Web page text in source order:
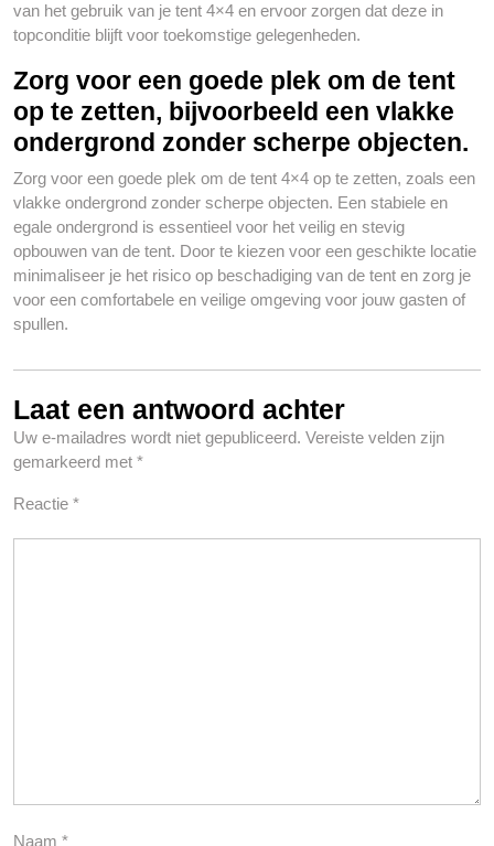
van het gebruik van je tent 4×4 en ervoor zorgen dat deze in
topconditie blijft voor toekomstige gelegenheden.
Zorg voor een goede plek om de tent
op te zetten, bijvoorbeeld een vlakke
ondergrond zonder scherpe objecten.
Zorg voor een goede plek om de tent 4×4 op te zetten, zoals een
vlakke ondergrond zonder scherpe objecten. Een stabiele en
egale ondergrond is essentieel voor het veilig en stevig
opbouwen van de tent. Door te kiezen voor een geschikte locatie
minimaliseer je het risico op beschadiging van de tent en zorg je
voor een comfortabele en veilige omgeving voor jouw gasten of
spullen.
Laat een antwoord achter
Uw e-mailadres wordt niet gepubliceerd. Vereiste velden zijn
gemarkeerd met *
Reactie *
Naam *